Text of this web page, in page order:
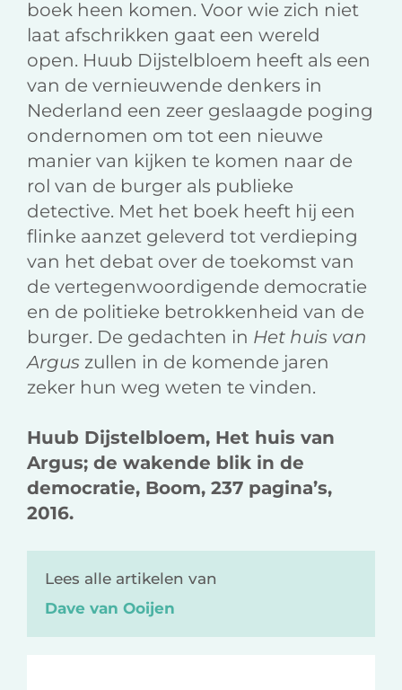
boek heen komen. Voor wie zich niet
laat afschrikken gaat een wereld
open. Huub Dijstelbloem heeft als een
van de vernieuwende denkers in
Nederland een zeer geslaagde poging
ondernomen om tot een nieuwe
manier van kijken te komen naar de
rol van de burger als publieke
detective. Met het boek heeft hij een
flinke aanzet geleverd tot verdieping
van het debat over de toekomst van
de vertegenwoordigende democratie
en de politieke betrokkenheid van de
burger. De gedachten in Het huis van
Argus zullen in de komende jaren
zeker hun weg weten te vinden.
Huub Dijstelbloem, Het huis van
Argus; de wakende blik in de
democratie, Boom, 237 pagina’s,
2016.
Lees alle artikelen van
Dave van Ooijen